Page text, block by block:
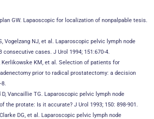
GW. Lapaoscopic for localization of nonpalpable tesis.
Vogelzang NJ, et al. Laparoscopic pelvic lymph node
cases. J Urol 1994; 151:670-4.
Kerlikowske KM, et al. Selection of patients for
prior to radical prostatectomy: a decision
D, Vancaillie TG. Laparoscopic pelvic lymph node
the protate: Is it accurate? J Urol 1993; 150: 898-901.
DG, et al. Laparoscopic pelvic lymph node